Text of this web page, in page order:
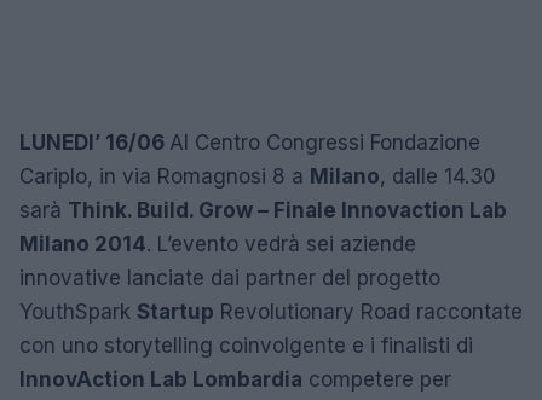
LUNEDI’ 16/06 Al Centro Congressi Fondazione
Cariplo, in via Romagnosi 8 a Milano, dalle 14.30
sarà Think. Build. Grow – Finale Innovaction Lab
Milano 2014. L’evento vedrà sei aziende
innovative lanciate dai partner del progetto
YouthSpark Startup Revolutionary Road raccontate
con uno storytelling coinvolgente e i finalisti di
InnovAction Lab Lombardia competere per